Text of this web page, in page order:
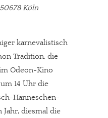
Köln
karnevalistisch
Tradition, die
Odeon-Kino
14 Uhr die
Hänneschen-
Jahr, diesmal die